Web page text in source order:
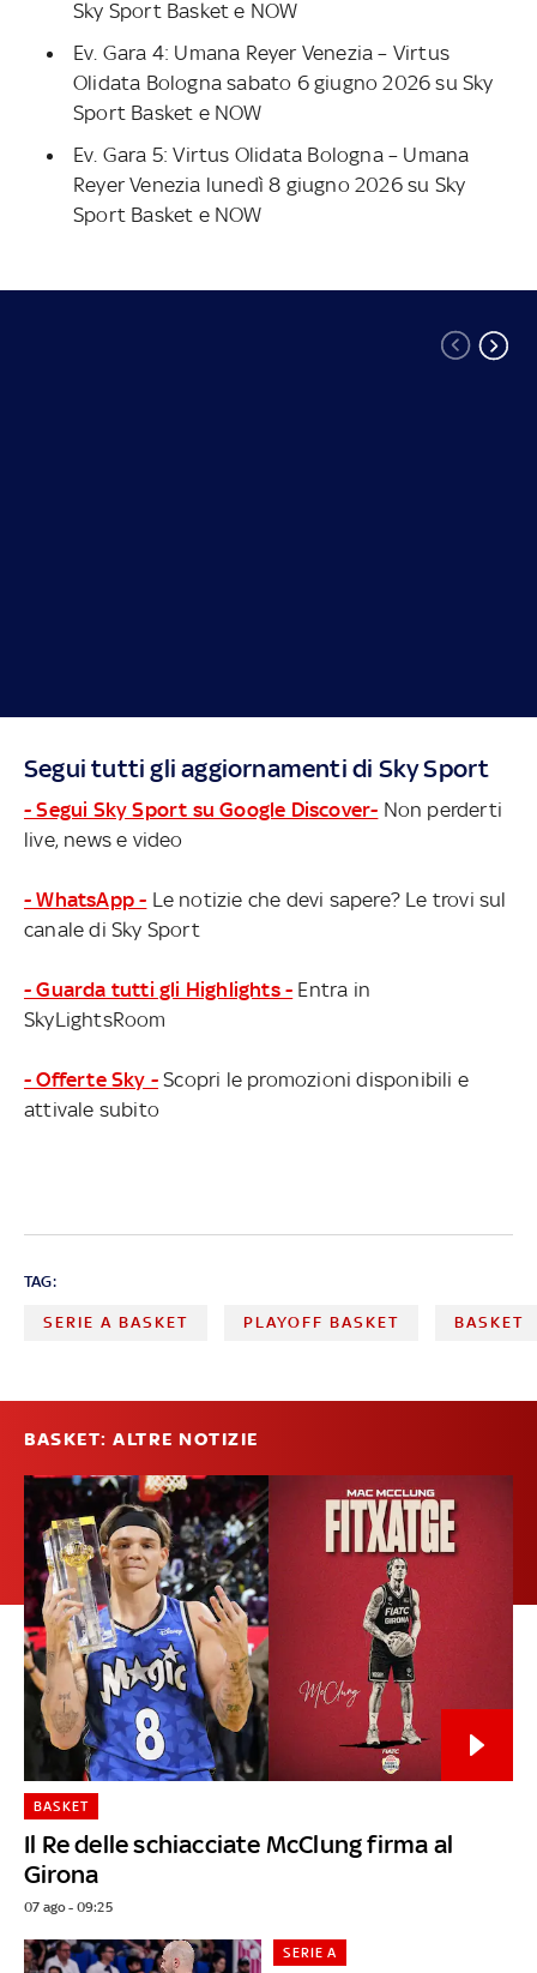
Sky Sport Basket e NOW
Ev. Gara 4: Umana Reyer Venezia – Virtus
Olidata Bologna sabato 6 giugno 2026 su Sky
Sport Basket e NOW
Ev. Gara 5: Virtus Olidata Bologna – Umana
Reyer Venezia lunedì 8 giugno 2026 su Sky
Sport Basket e NOW
Segui tutti gli aggiornamenti di Sky Sport
- Segui Sky Sport su Google Discover- Non perderti
live, news e video
- WhatsApp - Le notizie che devi sapere? Le trovi sul
canale di Sky Sport
- Guarda tutti gli Highlights - Entra in
SkyLightsRoom
- Offerte Sky - Scopri le promozioni disponibili e
attivale subito
TAG:
SERIE A BASKET PLAYOFF BASKET BASKET
BASKET: ALTRE NOTIZIE
Il Re delle schiacciate McClung firma al
Girona
BASKET
07 ago - 09:25
SERIE A